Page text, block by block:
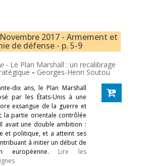
2017 - Armement et
de défense - p. 5-9
- Le Plan Marshall : un recalibrage
- Georges-Henri Soutou
dix ans, le Plan Marshall
par les États-Unis à une
exsangue de la guerre et
la partie orientale contrôlée
Il avait une double ambition :
et politique, et a atteint ses
à initier un début de
européenne. Lire les